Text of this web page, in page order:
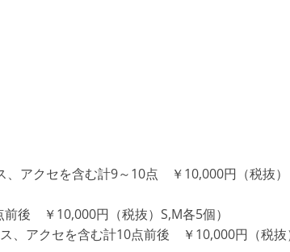
、アクセを含む計9～10点 ￥10,000円（税抜）
後 ￥10,000円（税抜）S,M各5個）
、アクセを含む計10点前後 ￥10,000円（税抜